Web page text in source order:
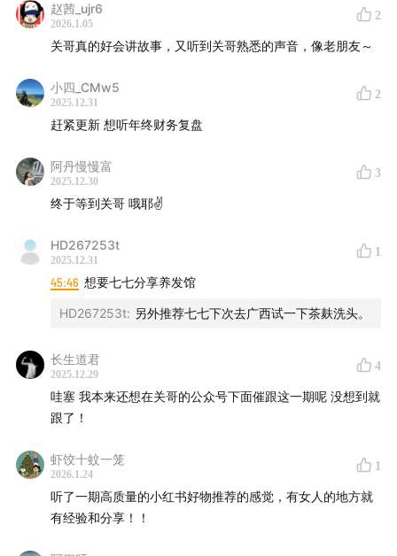
🛍「好物」提前看
赵茜_ujr6
2026.1.05
2
关哥真的好会讲故事，又听到关哥熟悉的声音，像老朋友～
小四_CMw5
2025.12.31
2
赶紧更新 想听年终财务复盘
阿丹慢慢富
2025.12.30
3
终于等到关哥 哦耶✌️
HD267253t
2025.12.31
1
45:46 想要七七分享养发馆
HD267253t: 另外推荐七七下次去广西试一下茶麸洗头。
长生道君
2025.12.29
4
哇塞 我本来还想在关哥的公众号下面催跟这一期呢 没想到就
跟了！
虾饺十蚊一笼
2026.1.24
1
听了一期高质量的小红书好物推荐的感觉，有女人的地方就
有经验和分享！！